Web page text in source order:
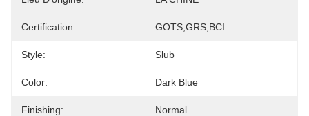
Certification: GOTS,GRS,BCI
Style: Slub
Color: Dark Blue
Finishing: Normal